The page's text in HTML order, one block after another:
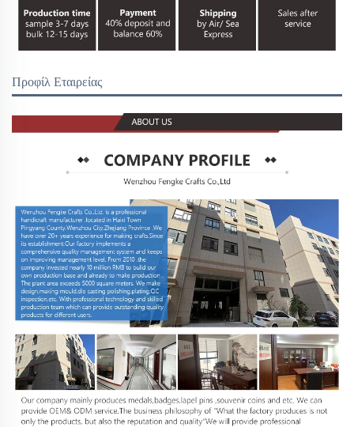
Προφίλ Εταιρείας